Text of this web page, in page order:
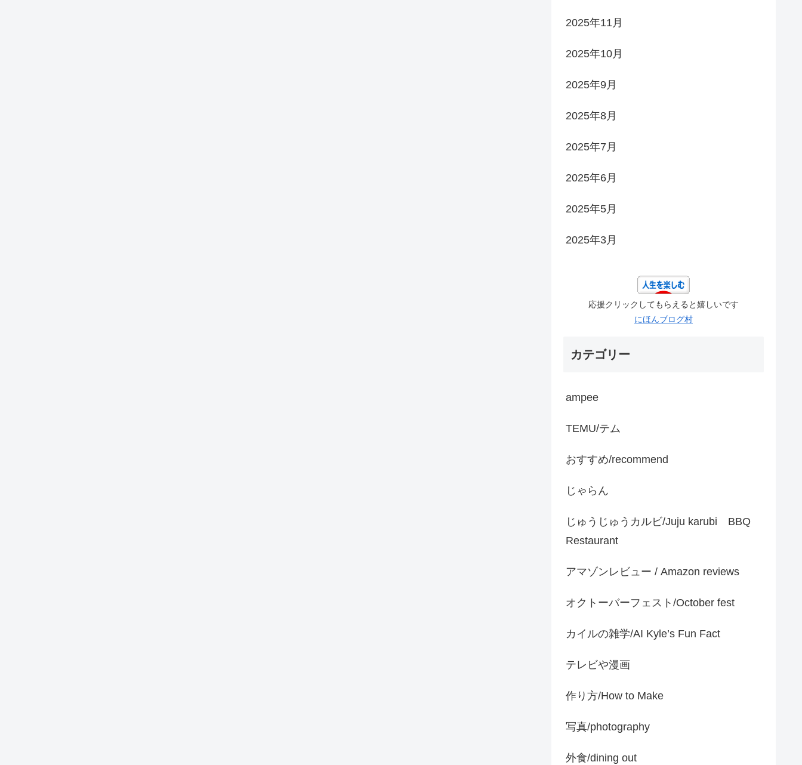
2025年11月
2025年10月
2025年9月
2025年8月
2025年7月
2025年6月
2025年5月
2025年3月
応援クリックしてもらえると嬉しいです
にほんブログ村
カテゴリー
ampee
TEMU/テム
おすすめ/recommend
じゃらん
じゅうじゅうカルビ/Juju karubi BBQ
Restaurant
アマゾンレビュー / Amazon reviews
オクトーバーフェスト/October fest
カイルの雑学/AI Kyle’s Fun Fact
テレビや漫画
作り方/How to Make
写真/photography
外食/dining out